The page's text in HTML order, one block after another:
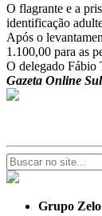
O flagrante e a
identificação
Após o
1.100,00 para as
O delegado Fábio
Gazeta Online
Grupo Zelo